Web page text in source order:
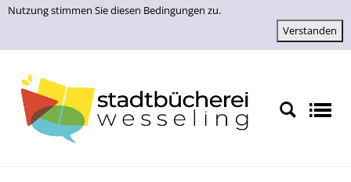
Nutzung stimmen Sie diesen Bedingungen zu.